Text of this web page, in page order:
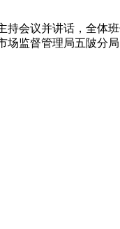
持会议并讲话，全体
场监督管理局五陂分局